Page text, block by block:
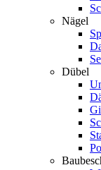
Nägel
Dübel